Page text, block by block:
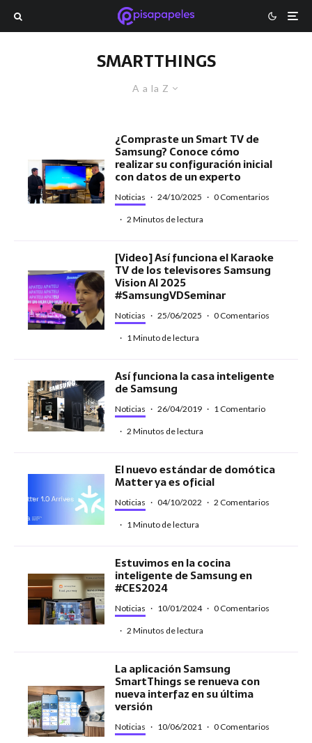
SMARTTHINGS
A a la Z
¿Compraste un Smart TV de
Samsung? Conoce cómo
realizar su configuración inicial
con datos de un experto
Noticias · 24/10/2025 · 0 Comentarios
· 2 Minutos de lectura
[Video] Así funciona el Karaoke
TV de los televisores Samsung
Vision AI 2025
#SamsungVDSeminar
Noticias · 25/06/2025 · 0 Comentarios
· 1 Minuto de lectura
Así funciona la casa inteligente
de Samsung
Noticias · 26/04/2019 · 1 Comentario
· 2 Minutos de lectura
El nuevo estándar de domótica
Matter ya es oficial
Noticias · 04/10/2022 · 2 Comentarios
· 1 Minuto de lectura
Estuvimos en la cocina
inteligente de Samsung en
#CES2024
Noticias · 10/01/2024 · 0 Comentarios
· 2 Minutos de lectura
La aplicación Samsung
SmartThings se renueva con
nueva interfaz en su última
versión
Noticias · 10/06/2021 · 0 Comentarios